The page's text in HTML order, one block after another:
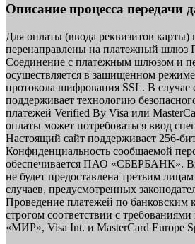
Описание процесса передачи
Для оплаты (ввода реквизитов карты)
перенаправлены на платежный
Соединение с платежным шлюзом и
осуществляется в защищенном
протокола шифрования SSL. В случае
поддерживает технологию
платежей Verified By Visa или
оплаты может потребоваться ввод
Настоящий сайт поддерживает 256-
Конфиденциальность сообщаемой
обеспечивается ПАО «СБЕРБАНК».
не будет предоставлена третьим
случаев, предусмотренных
Проведение платежей по банковским
строгом соответствии с
«МИР», Visa Int. и MasterCard Europe